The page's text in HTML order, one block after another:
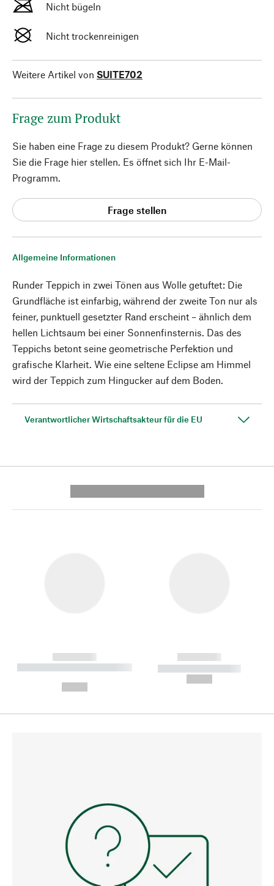
Allgemeine Informationen
Runder Teppich in zwei Tönen aus Wolle getuftet: Die
Grundfläche ist einfarbig, während der zweite Ton nur als
feiner, punktuell gesetzter Rand erscheint – ähnlich dem
hellen Lichtsaum bei einer Sonnenfinsternis. Das des
Teppichs betont seine geometrische Perfektion und
grafische Klarheit. Wie eine seltene Eclipse am Himmel
wird der Teppich zum Hingucker auf dem Boden.
Verantwortlicher Wirtschaftsakteur für die EU
Nicht bügeln
Nicht trockenreinigen
Weitere Artikel von SUITE702
Frage zum Produkt
Sie haben eine Frage zu diesem Produkt? Gerne können
Sie die Frage hier stellen. Es öffnet sich Ihr E-Mail-
Programm.
Frage stellen
------------
----------- ----------- --------
------------
----------- -----------